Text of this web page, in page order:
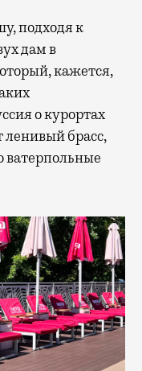
подходя к
дам в
кажется,
о курортах
ленивый брасс,
ватерпольные